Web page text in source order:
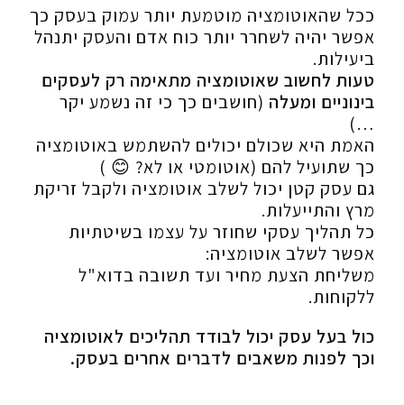
ככל שהאוטומציה מוטמעת יותר עמוק בעסק כך
אפשר יהיה לשחרר יותר כוח אדם והעסק יתנהל
ביעילות.
טעות לחשוב שאוטומציה מתאימה רק לעסקים
בינוניים ומעלה (חושבים כך כי זה נשמע יקר
…)
האמת היא שכולם יכולים להשתמש באוטומציה
כך שתועיל להם (אוטומטי או לא? 😊 )
גם עסק קטן יכול לשלב אוטומציה ולקבל זריקת
מרץ והתייעלות.
כל תהליך עסקי שחוזר על עצמו בשיטתיות
אפשר לשלב אוטומציה:
משליחת הצעת מחיר ועד תשובה בדוא"ל
ללקוחות.
כול בעל עסק יכול לבודד תהליכים לאוטומציה
וכך לפנות משאבים לדברים אחרים בעסק.